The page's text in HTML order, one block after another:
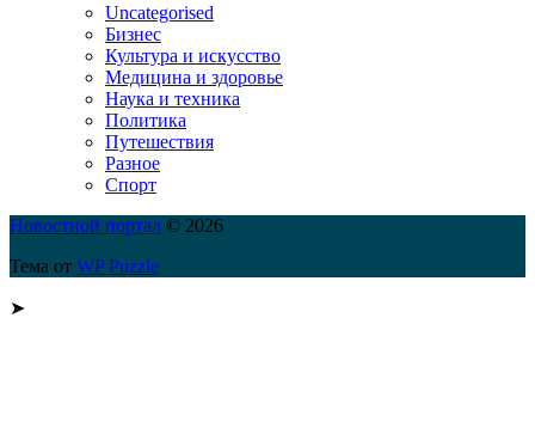
Uncategorised
Бизнес
Культура и искусство
Медицина и здоровье
Наука и техника
Политика
Путешествия
Разное
Спорт
Новостной портал © 2026
Тема от WP Puzzle
➤